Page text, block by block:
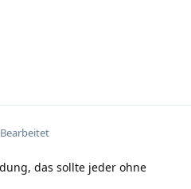
Bearbeitet
das sollte jeder ohne